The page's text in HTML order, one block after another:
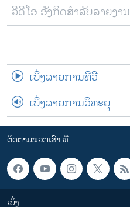
ວີດີໂອ ອັງກິດສຳລັບລາຍງານ
ເບິ່ງລາຍການທີວີ
ເບິ່ງລາຍການວິທະຍຸ
ຕິດຕາມພວກເຮົາ ທີ່
ເບິ່ງ